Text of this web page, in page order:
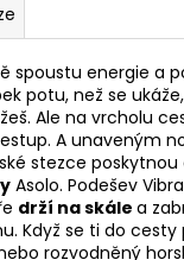
spoustu energie a
potu, než se
Ale na vrcholu
A unaveným
stezce
Asolo. Podešev
drží na skále a
Když se ti do cesty
rozvodněný